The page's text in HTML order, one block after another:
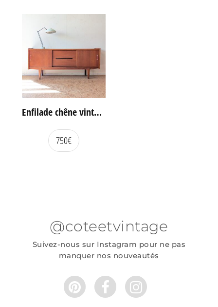
Enfilade chêne vintage portes coulissantes
750€
@coteetvintage
Suivez-nous sur Instagram pour ne pas
manquer nos nouveautés